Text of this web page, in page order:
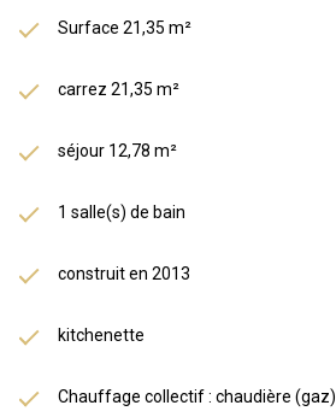
Surface 21,35 m²
carrez 21,35 m²
séjour 12,78 m²
1 salle(s) de bain
construit en 2013
kitchenette
Chauffage collectif : chaudière (gaz)